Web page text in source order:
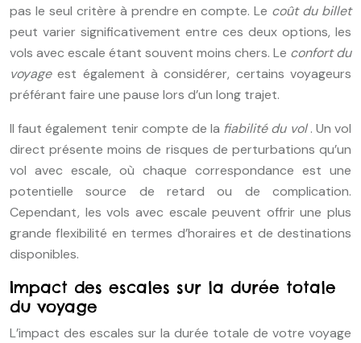
pas le seul critère à prendre en compte. Le coût du billet
peut varier significativement entre ces deux options, les
vols avec escale étant souvent moins chers. Le confort du
voyageest également à considérer, certains voyageurs
préférant faire une pause lors d’un long trajet.
Il faut également tenir compte de la fiabilité du vol. Un vol
direct présente moins de risques de perturbations qu’un
vol avec escale, où chaque correspondance est une
potentielle source de retard ou de complication.
Cependant, les vols avec escale peuvent offrir une plus
grande flexibilité en termes d’horaires et de destinations
disponibles.
Impact des escales sur la durée totale
du voyage
L’impact des escales sur la durée totale de votre voyage